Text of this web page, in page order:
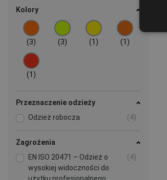
Kolory
(3) (3) (1) (1)
(1)
Przeznaczenie odzieży
Odzież robocza
(4)
Zagrożenia
EN ISO 20471 – Odzież o
wysokiej widoczności do
(4)